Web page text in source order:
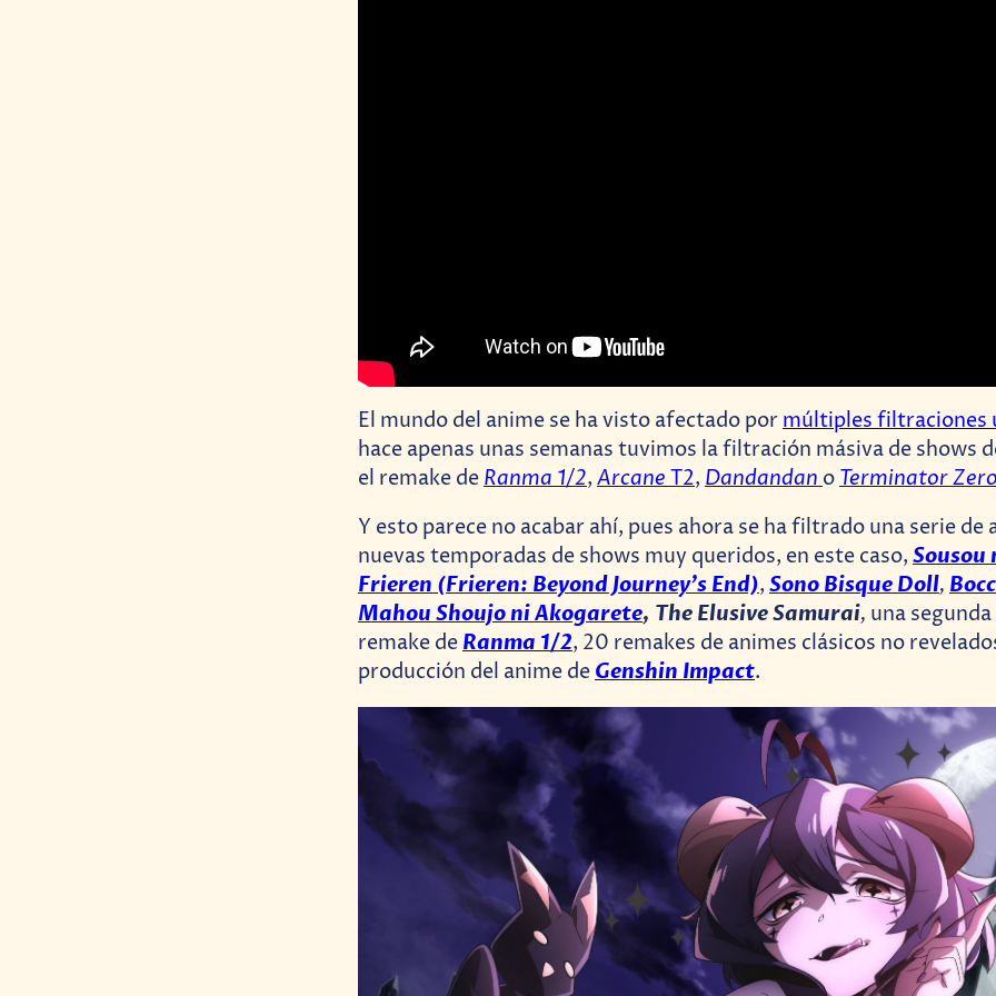
El mundo del anime se ha visto afectado pormúltiples filtraciones
hace apenas unas semanas tuvimos la filtración másiva de shows
el remake de Ranma 1/2, ArcaneT2, Dandandan o Terminator
Y esto parece no acabar ahí, pues ahora se ha filtrado una serie de
nuevas temporadas de shows muy queridos, en este caso, Sousou
Frieren (Frieren: Beyond Journey’s End), Sono Bisque Doll,
Mahou Shoujo ni Akogarete, The Elusive Samurai, una
remake de Ranma 1/2, 20 remakes de animes clásicos no
producción del anime de Genshin Impact.